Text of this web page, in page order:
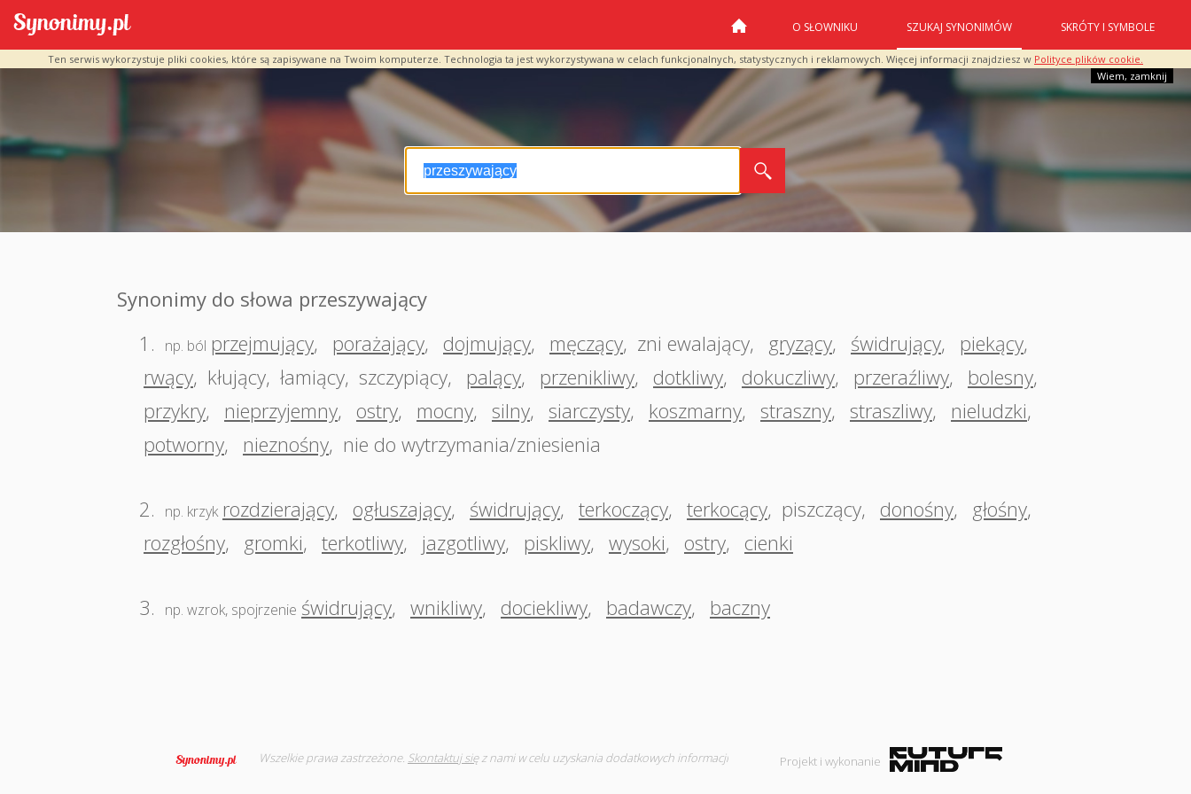
Ten serwis wykorzystuje pliki cookies, które są zapisywane na Twoim komputerze. Technologia ta jest wykorzystywana w celach funkcjonalnych, statystycznych i reklamowych. Więcej informacji znajdziesz w Polityce plików cookie.
Wiem, zamknij
O SŁOWNIKU SZUKAJ SYNONIMÓW SKRÓTY I SYMBOLE
Synonimy do słowa przeszywający
1.
np. ból przejmujący, porażający, dojmujący, męczący, zni ewalający, gryzący, świdrujący, piekący,
rwący, kłujący, łamiący, szczypiący, palący, przenikliwy, dotkliwy, dokuczliwy, przeraźliwy, bolesny,
przykry, nieprzyjemny, ostry, mocny, silny, siarczysty, koszmarny, straszny, straszliwy, nieludzki,
potworny, nieznośny, nie do wytrzymania/zniesienia
2. np. krzyk rozdzierający, ogłuszający, świdrujący, terkoczący, terkocący, piszczący, donośny, głośny,
rozgłośny, gromki, terkotliwy, jazgotliwy, piskliwy, wysoki, ostry, cienki
3. np. wzrok, spojrzenie świdrujący, wnikliwy, dociekliwy, badawczy, baczny
Wszelkie prawa zastrzeżone. Skontaktuj sięz nami w celu uzyskania dodatkowych informacji Projekt i wykonanie